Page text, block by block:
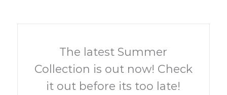
The latest Summer
Collection is out now! Check
it out before its too late!